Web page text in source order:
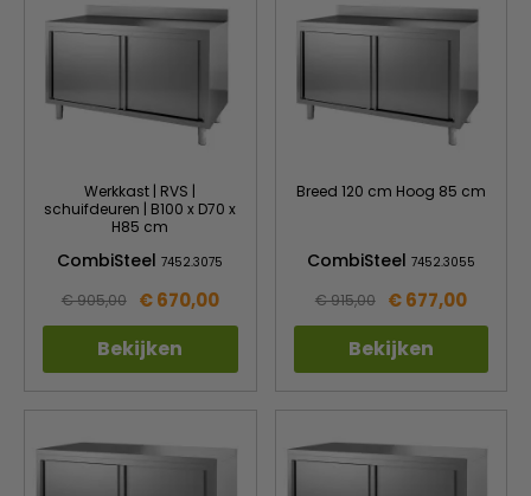
Werkkast | RVS |
schuifdeuren | B100 x D70 x
H85 cm
CombiSteel7452.3075
€ 905,00 € 670,00
Bekijken
Breed 120 cm Hoog 85 cm
CombiSteel 7452.3055
€ 915,00 € 677,00
Bekijken